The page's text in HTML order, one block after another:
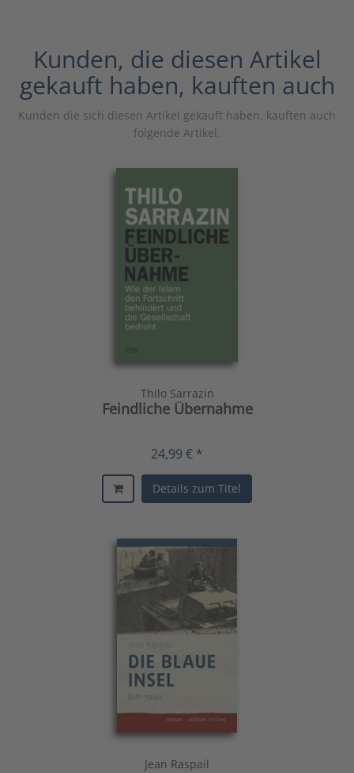
Kunden, die diesen Artikel
gekauft haben, kauften auch
Kunden die sich diesen Artikel gekauft haben, kauften auch
folgende Artikel.
Thilo Sarrazin
Feindliche Übernahme
24,99 € *
Details zum Titel
Jean Raspail